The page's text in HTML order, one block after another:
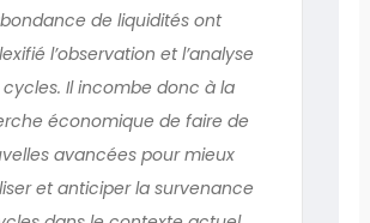
de liquidités ont
l’observation et l’analyse
Il incombe donc à la
économique de faire de
avancées pour mieux
et anticiper la survenance